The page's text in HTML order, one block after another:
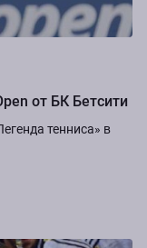
от БК Бетсити
тенниса» в